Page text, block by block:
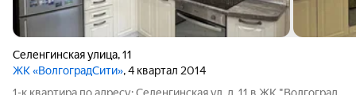
Селенгинская улица,11
ЖК «ВолгоградСити», 4 квартал 2014